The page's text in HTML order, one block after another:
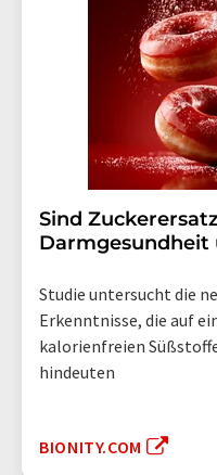
Sind
Darmgesundheit
Studie untersucht die
Erkenntnisse, die auf
kalorienfreien
hindeuten
BIONITY.COM